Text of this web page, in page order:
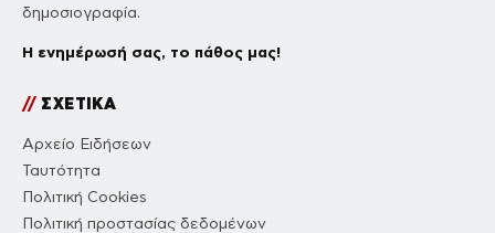
δημοσιογραφία.
Η ενημέρωσή σας, το πάθος μας!
//ΣΧΕΤΙΚΑ
Αρχείο Ειδήσεων
Ταυτότητα
Πολιτική Cookies
Πολιτική προστασίας δεδομένων